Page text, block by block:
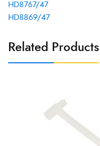
HD8767/47
HD8869/47
Related Products